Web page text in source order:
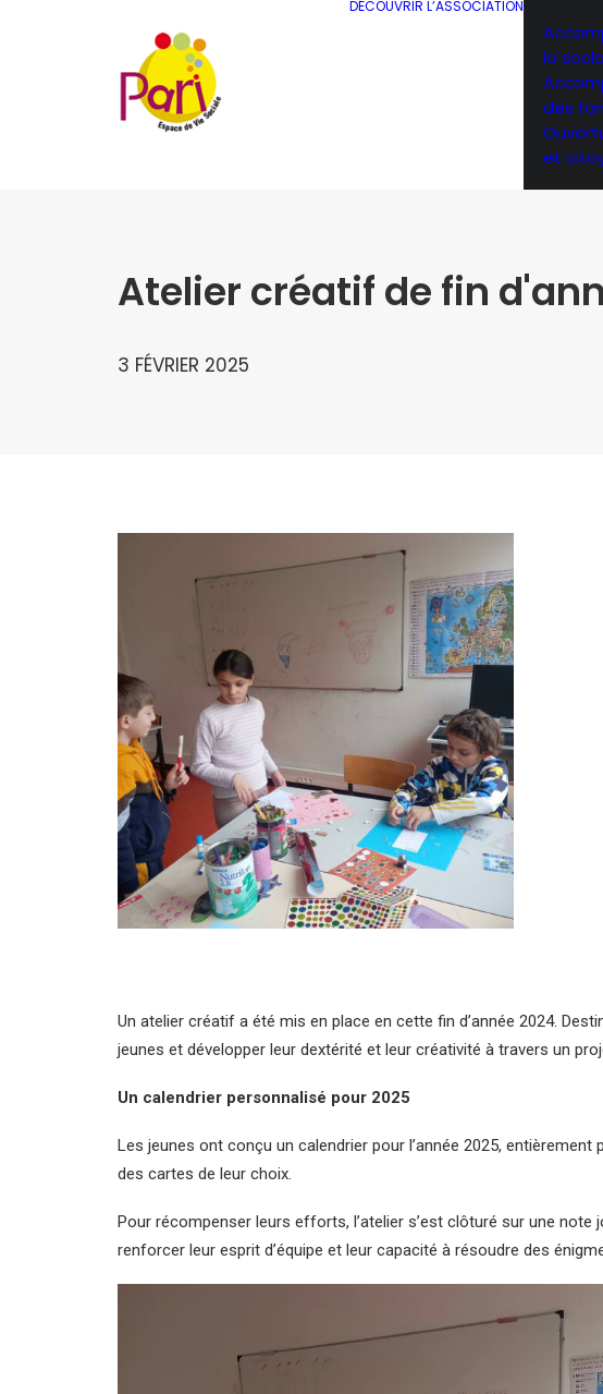
DÉCOUVRIR L’ASSOCIATION
la
des
et
Atelier créatif de fin
3 FÉVRIER 2025
Un atelier créatif a été mis en place en cette fin d’année 2024.
jeunes et développer leur dextérité et leur créativité à travers un
Un calendrier personnalisé pour 2025
Les jeunes ont conçu un calendrier pour l’année 2025,
des cartes de leur choix.
Pour récompenser leurs efforts, l’atelier s’est clôturé sur une
renforcer leur esprit d’équipe et leur capacité à résoudre des